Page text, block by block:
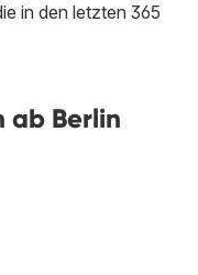
in den letzten 365
ab Berlin